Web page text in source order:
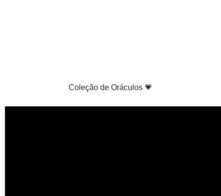
Coleção de Oráculos 💗